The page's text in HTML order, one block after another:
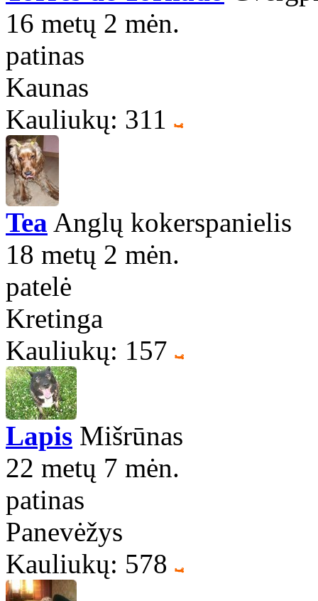
16 metų 2 mėn.
patinas
Kaunas
Kauliukų: 311
Tea Anglų kokerspanielis
18 metų 2 mėn.
patelė
Kretinga
Kauliukų: 157
Lapis Mišrūnas
22 metų 7 mėn.
patinas
Panevėžys
Kauliukų: 578